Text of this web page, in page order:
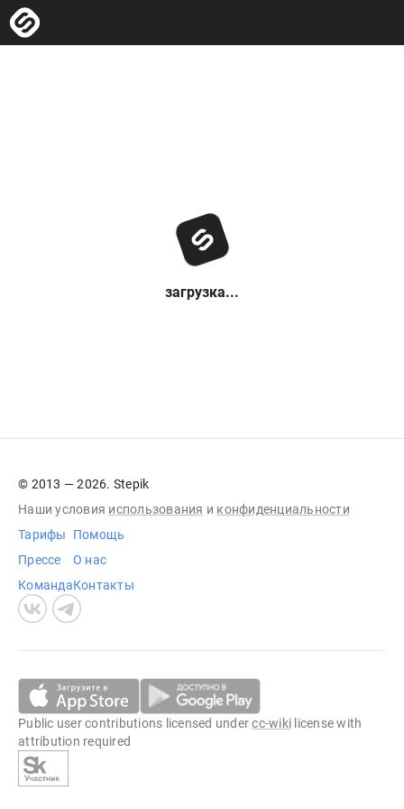
загрузка...
© 2013 — 2026. Stepik
Наши условия использования и конфиденциальности
Тарифы
Прессе
Команда
Помощь
О нас
Контакты
Public user contributions licensed undercc-wiki license with
attribution required